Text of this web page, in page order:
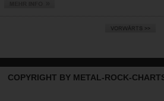
COPYRIGHT BY METAL-ROCK-